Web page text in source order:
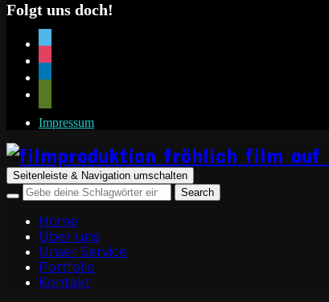
Folgt uns doch!
Impressum
Seitenleiste & Navigation umschalten
Home
Über uns
Unser Service
Portfolio
Kontakt